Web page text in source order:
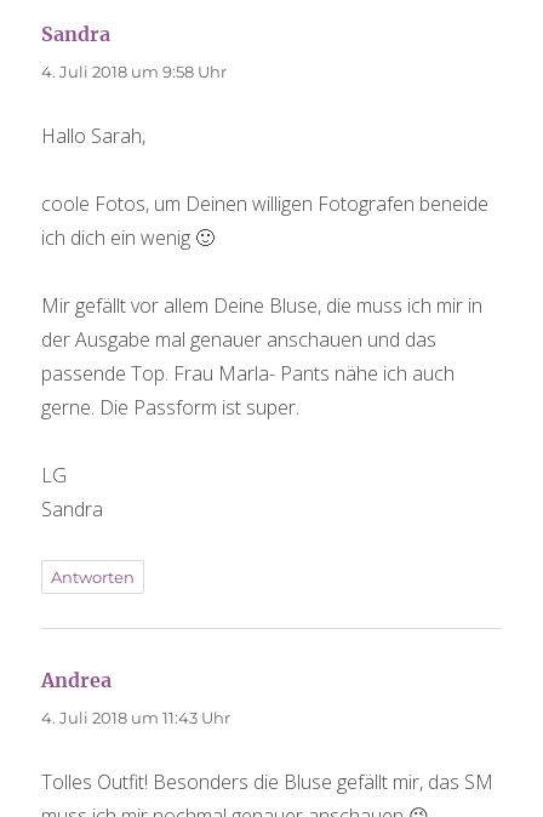
Sandra
4. Juli 2018 um 9:58 Uhr
Hallo Sarah,
coole Fotos, um Deinen willigen Fotografen beneide
ich dich ein wenig 🙂
Mir gefällt vor allem Deine Bluse, die muss ich mir in
der Ausgabe mal genauer anschauen und das
passende Top. Frau Marla- Pants nähe ich auch
gerne. Die Passform ist super.
LG
Sandra
Antworten
Andrea
4. Juli 2018 um 11:43 Uhr
Tolles Outfit! Besonders die Bluse gefällt mir, das SM